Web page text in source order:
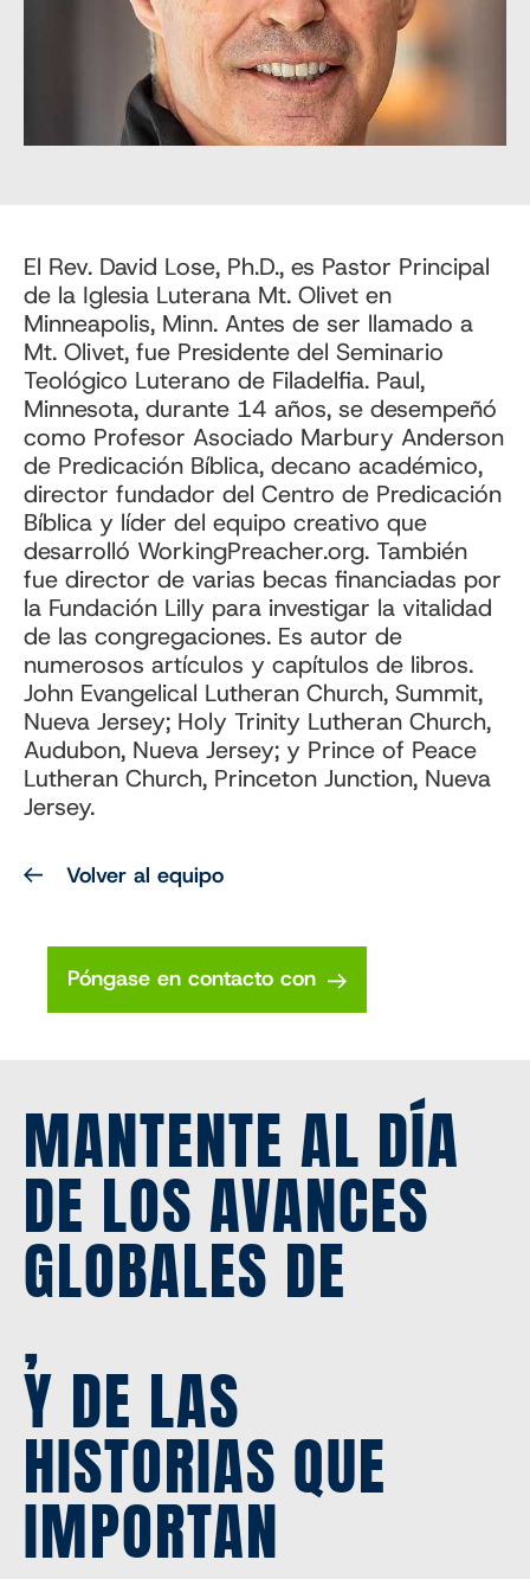
El Rev. David Lose, Ph.D., es Pastor Principal
de la Iglesia Luterana Mt. Olivet en
Minneapolis, Minn. Antes de ser llamado a
Mt. Olivet, fue Presidente del Seminario
Teológico Luterano de Filadelfia. Paul,
Minnesota, durante 14 años, se desempeñó
como Profesor Asociado Marbury Anderson
de Predicación Bíblica, decano académico,
director fundador del Centro de Predicación
Bíblica y líder del equipo creativo que
desarrolló WorkingPreacher.org. También
fue director de varias becas financiadas por
la Fundación Lilly para investigar la vitalidad
de las congregaciones. Es autor de
numerosos artículos y capítulos de libros.
John Evangelical Lutheran Church, Summit,
Nueva Jersey; Holy Trinity Lutheran Church,
Audubon, Nueva Jersey; y Prince of Peace
Lutheran Church, Princeton Junction, Nueva
Jersey.
Volver al equipo
Póngase en contacto con
MANTENTE AL DÍA
DE LOS AVANCES
GLOBALES DE
,
Y DE LAS
HISTORIAS QUE
IMPORTAN